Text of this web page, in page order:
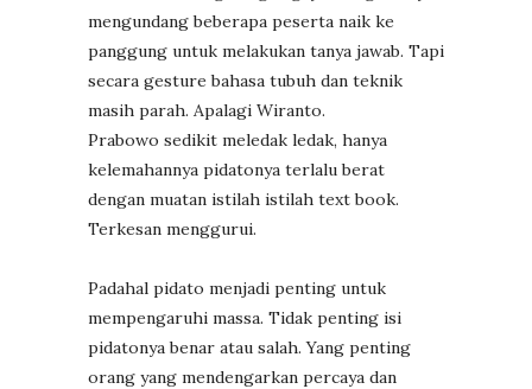
mengundang beberapa peserta naik ke
panggung untuk melakukan tanya jawab. Tapi
secara gesture bahasa tubuh dan teknik
masih parah. Apalagi Wiranto.
Prabowo sedikit meledak ledak, hanya
kelemahannya pidatonya terlalu berat
dengan muatan istilah istilah text book.
Terkesan menggurui.
Padahal pidato menjadi penting untuk
mempengaruhi massa. Tidak penting isi
pidatonya benar atau salah. Yang penting
orang yang mendengarkan percaya dan